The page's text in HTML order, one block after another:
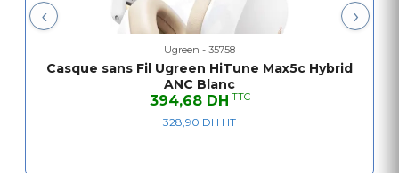
Batterie et alimentation
Type de
Lithium-ion
2 heures
‹ ›
Ugreen - 35758
Casque sans Fil Ugreen HiTune Max5c Hybrid
ANC Blanc
394,68 DH TTC
328,90 DH HT